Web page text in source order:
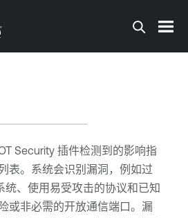
Security插件检测到的影响指
表。系统会识别漏洞，例如过
统、使用易受攻击的协议和已知
或非必需的开放通信端口。漏